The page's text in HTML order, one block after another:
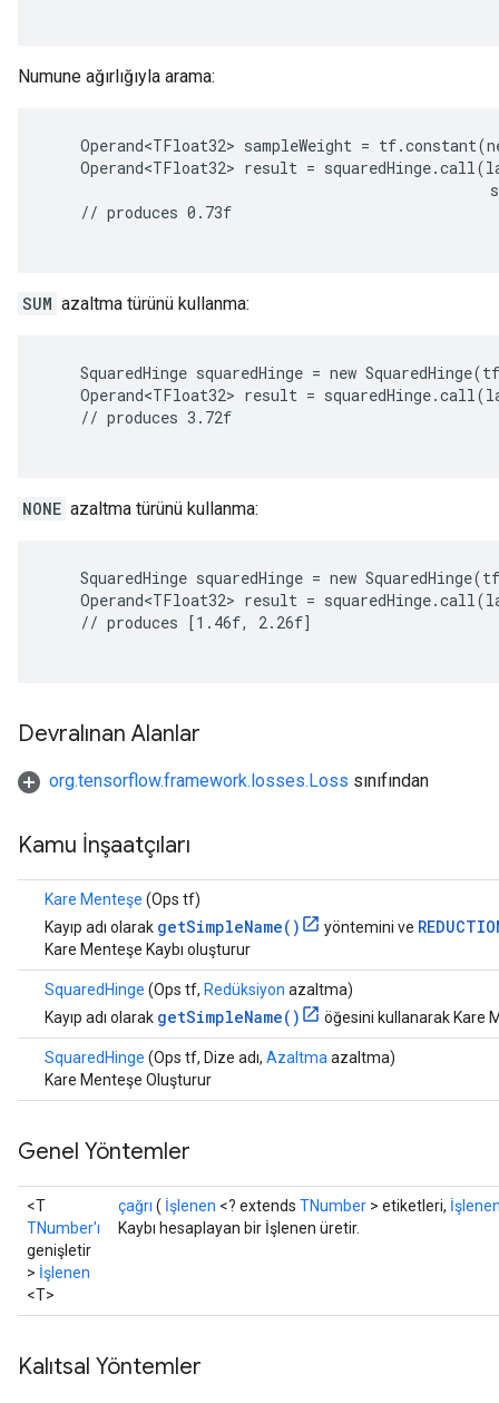
Numune ağırlığıyla arama:
Operand<TFloat32> sampleWeight =
Operand<TFloat32> result =
    // produces 0.73f
SUM azaltma türünü kullanma:
SquaredHinge squaredHinge = new
Operand<TFloat32> result =
    // produces 3.72f
NONE azaltma türünü kullanma:
SquaredHinge squaredHinge = new
Operand<TFloat32> result =
    // produces [1.46f, 2.26f]
Devralınan Alanlar
org.tensorflow.framework.losses.Loss sınıfından
Kamu İnşaatçıları
Kare Menteşe (Ops tf)
Kayıp adı olarak getSimpleName() yöntemini ve
Kare Menteşe Kaybı oluşturur
SquaredHinge (Ops tf, Redüksiyon azaltma)
Kayıp adı olarak getSimpleName() öğesini kullanarak Kare
SquaredHinge (Ops tf, Dize adı, Azaltma azaltma)
Kare Menteşe Oluşturur
Genel Yöntemler
<T
TNumber'ı
genişletir
> İşlenen
<T>
çağrı ( İşlenen <? extends TNumber > etiketleri,
Kaybı hesaplayan bir İşlenen üretir.
Kalıtsal Yöntemler